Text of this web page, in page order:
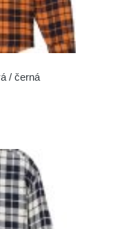
/ černá